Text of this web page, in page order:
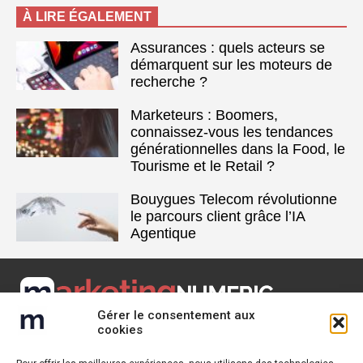
Gérer le consentement aux
cookies
À LIRE ÉGALEMENT
Assurances : quels acteurs se
démarquent sur les moteurs de
recherche ?
Marketeurs : Boomers,
connaissez-vous les tendances
générationnelles dans la Food, le
Tourisme et le Retail ?
Bouygues Telecom révolutionne
le parcours client grâce l’IA
Agentique
Marketing Numeric est un média dédié aux tendances du